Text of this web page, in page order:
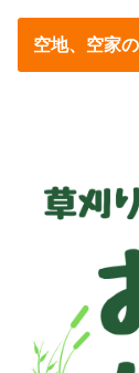
空地、空家